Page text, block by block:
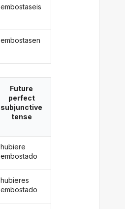
embostaseis
embostasen
Future
perfect
subjunctive
tense
hubiere
embostado
hubieres
embostado